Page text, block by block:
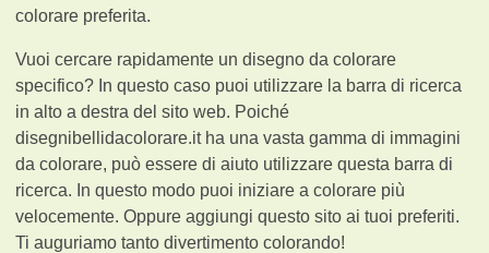
colorare preferita.
Vuoi cercare rapidamente un disegno da colorare
specifico? In questo caso puoi utilizzare la barra di ricerca
in alto a destra del sito web. Poiché
disegnibellidacolorare.it ha una vasta gamma di immagini
da colorare, può essere di aiuto utilizzare questa barra di
ricerca. In questo modo puoi iniziare a colorare più
velocemente. Oppure aggiungi questo sito ai tuoi preferiti.
Ti auguriamo tanto divertimento colorando!